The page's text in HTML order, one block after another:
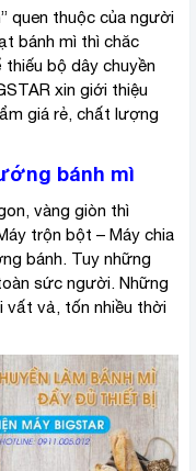
quen thuộc của người
bánh mì thì chăc
bộ dây chuyền
xin giới thiệu
giá rẻ, chất lượng
bánh mì
vàng giòn thì
trộn bột – Máy chia
bánh. Tuy những
sức người. Những
vất vả, tốn nhiều thời